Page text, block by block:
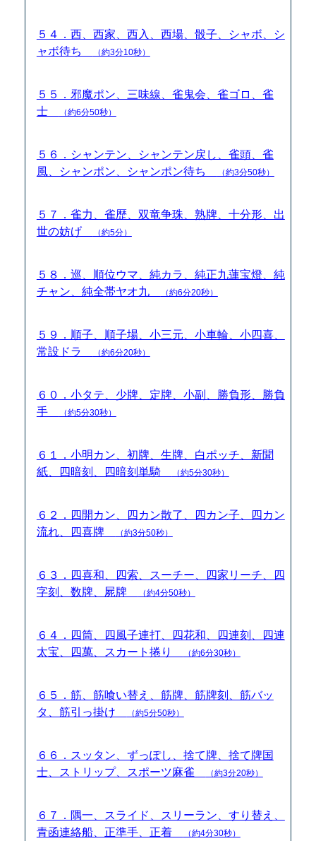
５４．西、西家、西入、西場、骰子、シャボ、シ
ャボ待ち
（約3分10秒）
５５．邪魔ポン、三味線、雀鬼会、雀ゴロ、雀
士
（約6分50秒）
５６．シャンテン、シャンテン戻し、雀頭、雀
風、シャンポン、シャンポン待ち
（約3分50秒）
５７．雀力、雀歴、双竜争珠、熟牌、十分形、出
世の妨げ
（約5分）
５８．巡、順位ウマ、純カラ、純正九蓮宝燈、純
チャン、純全帯ヤオ九
（約6分20秒）
５９．順子、順子場、小三元、小車輪、小四喜、
常設ドラ
（約6分20秒）
６０．小タテ、少牌、定牌、小副、勝負形、勝負
手
（約5分30秒）
６１．小明カン、初牌、生牌、白ポッチ、新聞
紙、四暗刻、四暗刻単騎
（約5分30秒）
６２．四開カン、四カン散了、四カン子、四カン
流れ、四喜牌
（約3分50秒）
６３．四喜和、四索、スーチー、四家リーチ、四
字刻、数牌、屍牌
（約4分50秒）
６４．四筒、四風子連打、四花和、四連刻、四連
太宝、四萬、スカート捲り
（約6分30秒）
６５．筋、筋喰い替え、筋牌、筋牌刻、筋バッ
タ、筋引っ掛け
（約5分50秒）
６６．スッタン、ずっぽし、捨て牌、捨て牌国
士、ストリップ、スポーツ麻雀
（約3分20秒）
６７．隅一、スライド、スリーラン、すり替え、
青函連絡船、正準手、正着
（約4分30秒）